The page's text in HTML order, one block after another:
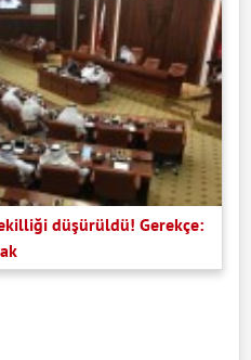
düşürüldü! Gerekçe: